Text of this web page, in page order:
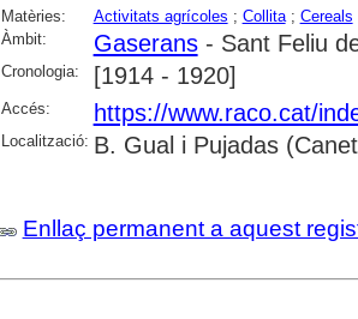
Matèries: Activitats agrícoles ; Collita; Cereals
Àmbit:
Gaserans- Sant Feliu
Cronologia: [1914 - 1920]
Accés: https://www.raco.cat/
Localització: B. Gual i Pujadas
Enllaç permanent a aquest